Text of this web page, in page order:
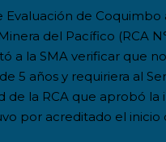
Evaluación de
del Pacífico (RCA
a la SMA verificar que
5 años y requiriera al
la RCA que aprobó la
por acreditado el inicio